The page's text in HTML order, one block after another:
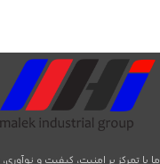
ما با تمرکز بر امنیت، کیفیت و